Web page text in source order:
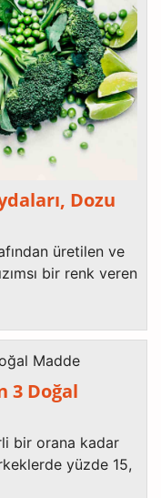
Dozu
üretilen ve
bir renk veren
3 Doğal
bir orana kadar
yüzde 15,